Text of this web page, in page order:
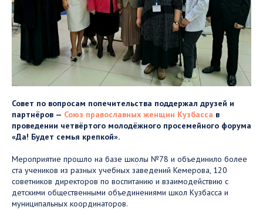
Совет по вопросам попечительства поддержал друзей и
партнёров — Союз православных женщин Кузбасса в
проведении четвёртого молодёжного просемейного форума
«Да! Будет семья крепкой».
Мероприятие прошло на базе школы №78 и объединило более
ста учеников из разных учебных заведений Кемерова, 120
советников директоров по воспитанию и взаимодействию с
детскими общественными объединениями школ Кузбасса и
муниципальных координаторов.